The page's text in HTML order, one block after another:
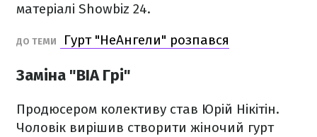
матеріалі Showbiz 24.
ДО ТЕМИ Гурт "НеАнгели" розпався
Заміна "ВІА Грі"
Продюсером колективу став Юрій Нікітін.
Чоловік вирішив створити жіночий гурт